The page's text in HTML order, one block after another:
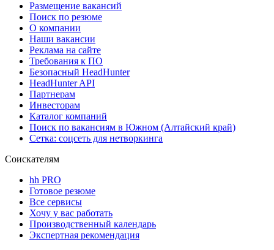
Размещение вакансий
Поиск по резюме
О компании
Наши вакансии
Реклама на сайте
Требования к ПО
Безопасный HeadHunter
HeadHunter API
Партнерам
Инвесторам
Каталог компаний
Поиск по вакансиям в Южном (Алтайский край)
Сетка: соцсеть для нетворкинга
Соискателям
hh PRO
Готовое резюме
Все сервисы
Хочу у вас работать
Производственный календарь
Экспертная рекомендация